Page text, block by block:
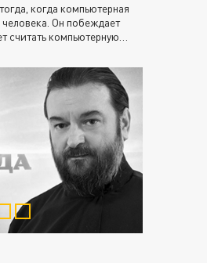
когда компьютерная
Он побеждает
считать компьютерную